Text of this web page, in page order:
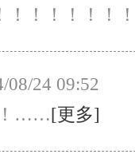
！！！！！
08/24 09:52
！……[更多]